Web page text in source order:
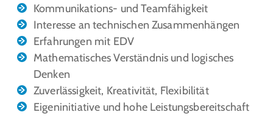
Kommunikations- und Teamfähigkeit
Interesse an technischen Zusammenhängen
Erfahrungen mit EDV
Mathematisches Verständnis und logisches
Denken
Zuverlässigkeit, Kreativität, Flexibilität
Eigeninitiative und hohe Leistungsbereitschaft